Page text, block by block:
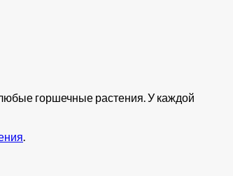
горшечные растения. У каждой
.